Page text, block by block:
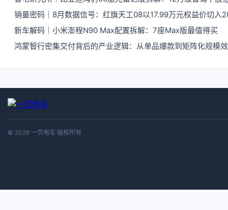
销量密码｜8月数据信号：红旗天工08以17.99万元权益价切入
新车解码｜小米澎程N90 Max配置拆解：7座Max版最值得买
鸿蒙智行密集交付背后的产业逻辑：从单品爆款到矩阵化规模
© 2026 一页电车 版权所有